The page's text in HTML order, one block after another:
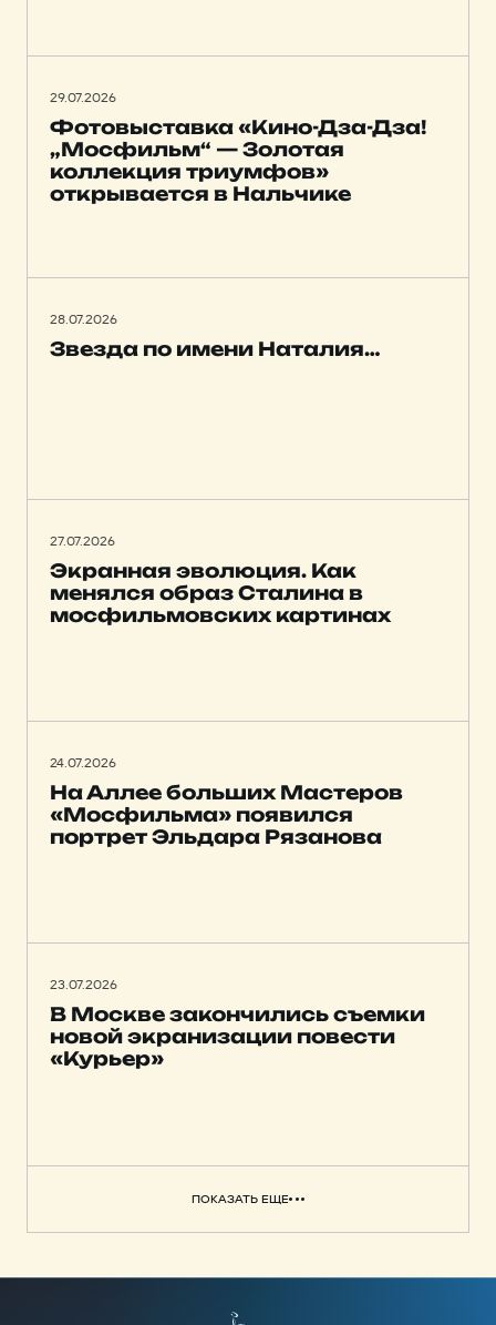
29.07.2026
Фотовыставка «Кино-Дза-Дза!
„Мосфильм“ — Золотая
коллекция триумфов»
открывается в Нальчике
28.07.2026
Звезда по имени Наталия…
27.07.2026
Экранная эволюция. Как
менялся образ Сталина в
мосфильмовских картинах
24.07.2026
На Аллее больших Мастеров
«Мосфильма» появился
портрет Эльдара Рязанова
23.07.2026
В Москве закончились съемки
новой экранизации повести
«Курьер»
ПОКАЗАТЬ ЕЩЕ